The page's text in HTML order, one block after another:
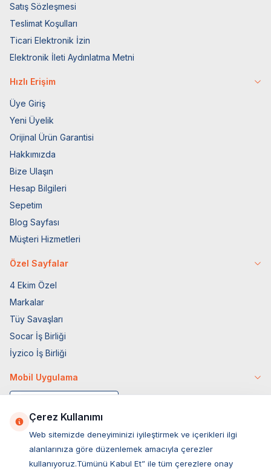
Satış Sözleşmesi
Teslimat Koşulları
Ticari Elektronik İzin
Elektronik İleti Aydınlatma Metni
Hızlı Erişim
Üye Giriş
Yeni Üyelik
Orijinal Ürün Garantisi
Hakkımızda
Bize Ulaşın
Hesap Bilgileri
Sepetim
Blog Sayfası
Müşteri Hizmetleri
Özel Sayfalar
4 Ekim Özel
Markalar
Tüy Savaşları
Socar İş Birliği
İyzico İş Birliği
Mobil Uygulama
Çerez Kullanımı
Web sitemizde deneyiminizi iyileştirmek ve içerikleri ilgi
alanlarınıza göre düzenlemek amacıyla çerezler
kullanıyoruz.Tümünü Kabul Et” ile tüm çerezlere onay